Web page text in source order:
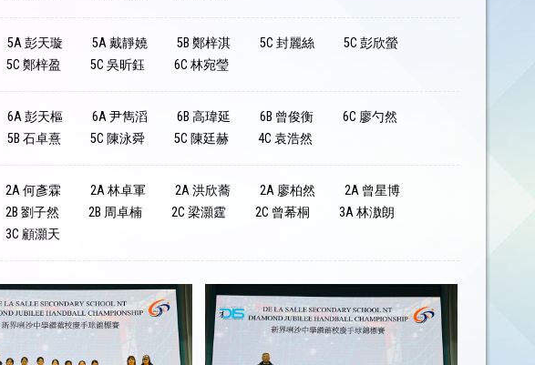
5A 彭天璇 5A 戴靜嬈 5B 鄭梓淇 5C 封麗絲
5C 彭欣螢
5C 鄭梓盈 5C 吳昕鈺 6C 林宛瑩
6A 彭天樞 6A 尹雋滔 6B 高瑋延 6B 曾俊衡
6C 廖勺然
5B 石卓熹 5C 陳泳舜 5C 陳廷赫 4C 袁浩然
2A 何彥霖 2A 林卓軍 2A 洪欣蕎 2A 廖柏然
2A 曾星博
2B 劉子然 2B 周卓楠 2C 梁灝霆 2C 曾莃桐
3A 林滶朗
3C 顧灝天